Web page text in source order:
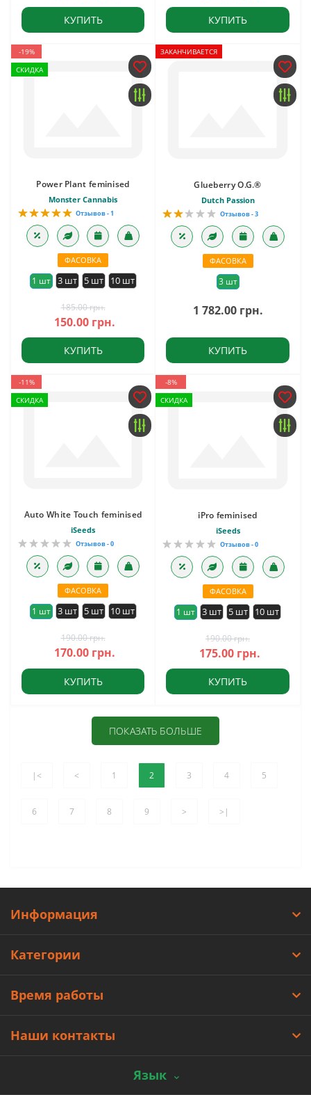
КУПИТЬ КУПИТЬ
-19%
СКИДКА
Power Plant feminised
Monster Cannabis
Отзывов - 1
ФАСОВКА
1 шт 3 шт 5 шт 10 шт
185.00 грн.
150.00 грн.
КУПИТЬ
ЗАКАНЧИВАЕТСЯ
Glueberry O.G.®
Dutch Passion
Отзывов - 3
ФАСОВКА
3 шт
1 782.00 грн.
КУПИТЬ
-11%
СКИДКА
Auto White Touch feminised
iSeeds
Отзывов - 0
ФАСОВКА
1 шт 3 шт 5 шт 10 шт
190.00 грн.
170.00 грн.
КУПИТЬ
-8%
СКИДКА
iPro feminised
iSeeds
Отзывов - 0
ФАСОВКА
1 шт 3 шт 5 шт 10 шт
190.00 грн.
175.00 грн.
КУПИТЬ
ПОКАЗАТЬ БОЛЬШЕ
|< < 1 2 3 4 5
6 7 8 9 > >|
Информация
Категории
Время работы
Наши контакты
Язык